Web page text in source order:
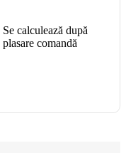
Se calculează după
plasare comandă